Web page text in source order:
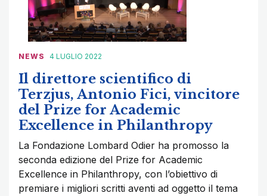
NEWS 4 LUGLIO 2022
Il direttore scientifico di
Terzjus, Antonio Fici, vincitore
del Prize for Academic
Excellence in Philanthropy
La Fondazione Lombard Odier ha promosso la
seconda edizione del Prize for Academic
Excellence in Philanthropy, con l’obiettivo di
premiare i migliori scritti aventi ad oggetto il tema